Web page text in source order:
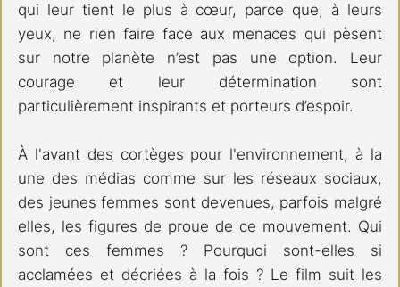
qui leur tient le plus à cœur, parce que, à leurs
yeux, ne rien faire face aux menaces qui pèsent
sur notre planète n’est pas une option. Leur
courage et leur détermination sont
particulièrement inspirants et porteurs d’espoir.
À l'avant des cortèges pour l'environnement, à la
une des médias comme sur les réseaux sociaux,
des jeunes femmes sont devenues, parfois malgré
elles, les figures de proue de ce mouvement. Qui
sont ces femmes ? Pourquoi sont-elles si
acclamées et décriées à la fois ? Le film suit les